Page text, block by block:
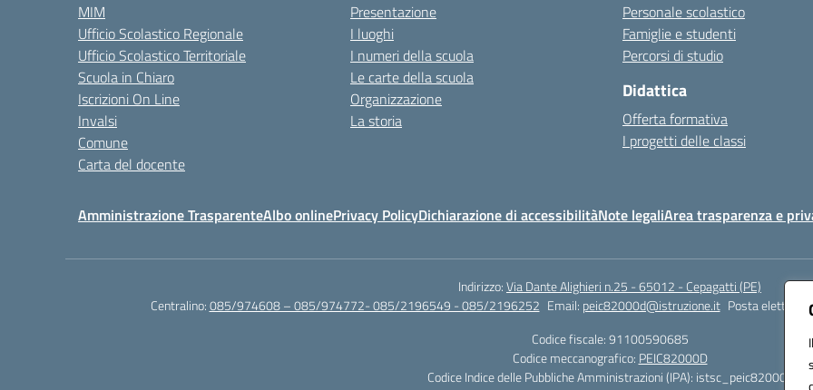
MIM
Ufficio Scolastico Regionale
Ufficio Scolastico Territoriale
Scuola in Chiaro
Iscrizioni On Line
Invalsi
Comune
Carta del docente
Presentazione
I luoghi
I numeri della scuola
Le carte della scuola
Organizzazione
La storia
Personale scolastico
Famiglie e studenti
Percorsi di studio
Didattica
Offerta formativa
I progetti delle classi
Amministrazione TrasparenteAlbo onlinePrivacy PolicyDichiarazione di accessibilitàNote legaliArea trasparenza e
Indirizzo:Via Dante Alighieri n.25 - 65012 - Cepagatti (PE)
Centralino:085/974608 – 085/974772- 085/2196549 - 085/2196252 Email: peic82000d@istruzione.it Posta
Codice fiscale: 91100590685
Codice meccanografico: PEIC82000D
Codice Indice delle Pubbliche Amministrazioni (IPA): istsc_peic82000d